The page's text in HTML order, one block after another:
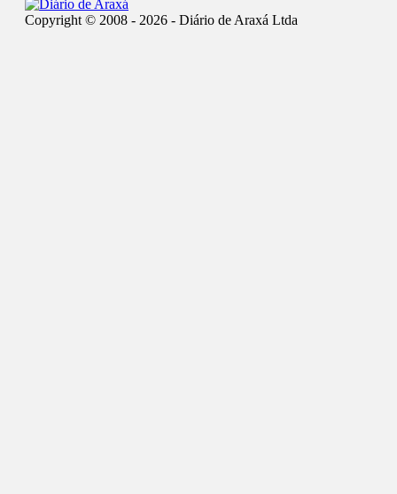
Copyright © 2008 - 2026 - Diário de Araxá Ltda